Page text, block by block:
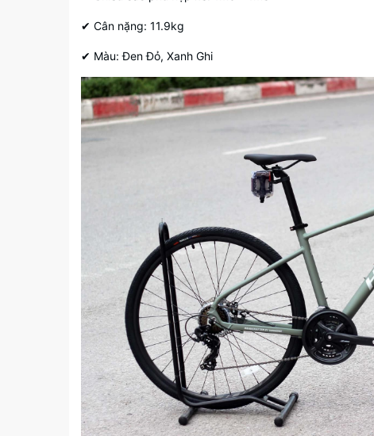
✔ Cân nặng: 11.9kg
✔ Màu: Đen Đỏ, Xanh Ghi